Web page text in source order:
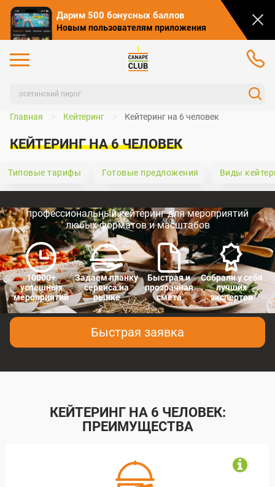
Дарим 500 бонусных баллов
Новым пользователям приложения
Главная Кейтеринг Кейтеринг на 6 человек
КЕЙТЕРИНГ НА 6 ЧЕЛОВЕК
Типовые тарифы Готовые предложения Виды
профессиональный кейтеринг для мероприятий
любых форматов и масштабов
10000+
успешных
мероприятий
Задаем планку
сервиса на
рынке
Быстрая и
прозрачная
смета
Собрали у себя
лучших
экспертов
Быстрая заявка
КЕЙТЕРИНГ НА 6 ЧЕЛОВЕК:
ПРЕИМУЩЕСТВА